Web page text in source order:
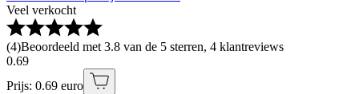
Veel verkocht
(4)Beoordeeld met 3.8 van de 5 sterren, 4 klantreviews
0.69
Prijs: 0.69 euro